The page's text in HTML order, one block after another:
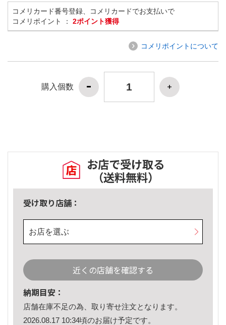
コメリカード番号登録、コメリカードでお支払いで
コメリポイント ： 2ポイント獲得
コメリポイントについて
購入個数
お店で受け取る
（送料無料）
受け取り店舗：
お店を選ぶ
近くの店舗を確認する
納期目安：
店舗在庫不足の為、取り寄せ注文となります。
2026.08.17 10:34頃のお届け予定です。